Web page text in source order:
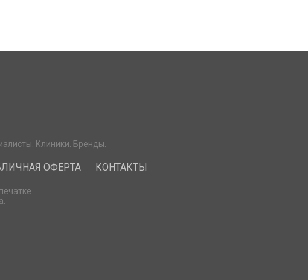
Клиники. Бренды.
ОФЕРТА КОНТАКТЫ